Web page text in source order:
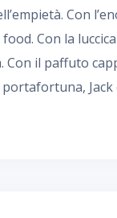
Con
Con la
il paffuto